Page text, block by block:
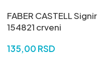
FABER CASTELL Signir
154821 crveni
135,00 RSD